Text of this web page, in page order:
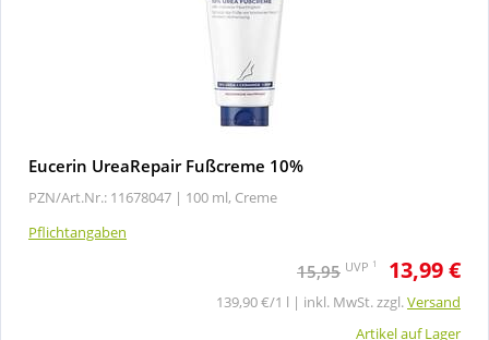
Eucerin UreaRepair Fußcreme 10%
PZN/Art.Nr.: 11678047 | 100 ml, Creme
Pflichtangaben
15,95 UVP 1 13,99 €
139,90 €/1 l | inkl. MwSt. zzgl.Versand
Artikel auf Lager